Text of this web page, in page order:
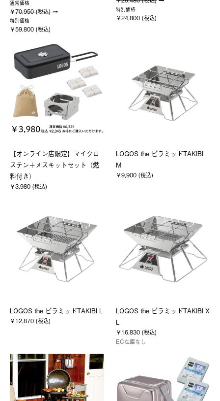
通常価格
￥70,950 (税込)
特別価格
￥59,800 (税込)
特別価格
￥24,800 (税込)
【オンライン店限定】マイクロ
ステン＋メスキットセット（燃
料付き）
￥3,980 (税込)
LOGOS the ピラミッドTAKIBI
M
￥9,900 (税込)
LOGOS the ピラミッドTAKIBI L
￥12,870 (税込)
LOGOS the ピラミッドTAKIBI X
L
￥16,830 (税込)
EC在庫なし